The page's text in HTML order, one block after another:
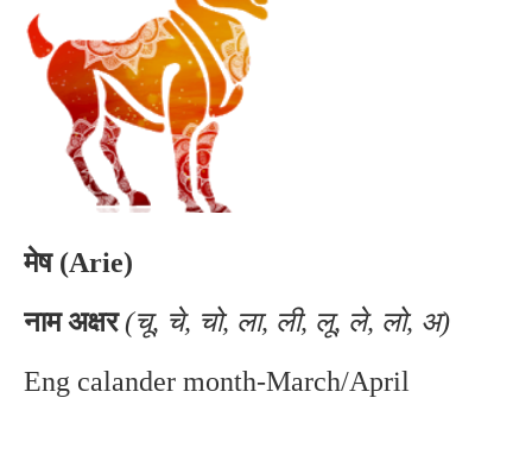
मेष (Arie)
नाम अक्षर (चू, चे, चो, ला, ली, लू, ले, लो, अ)
Eng calander month-March/April